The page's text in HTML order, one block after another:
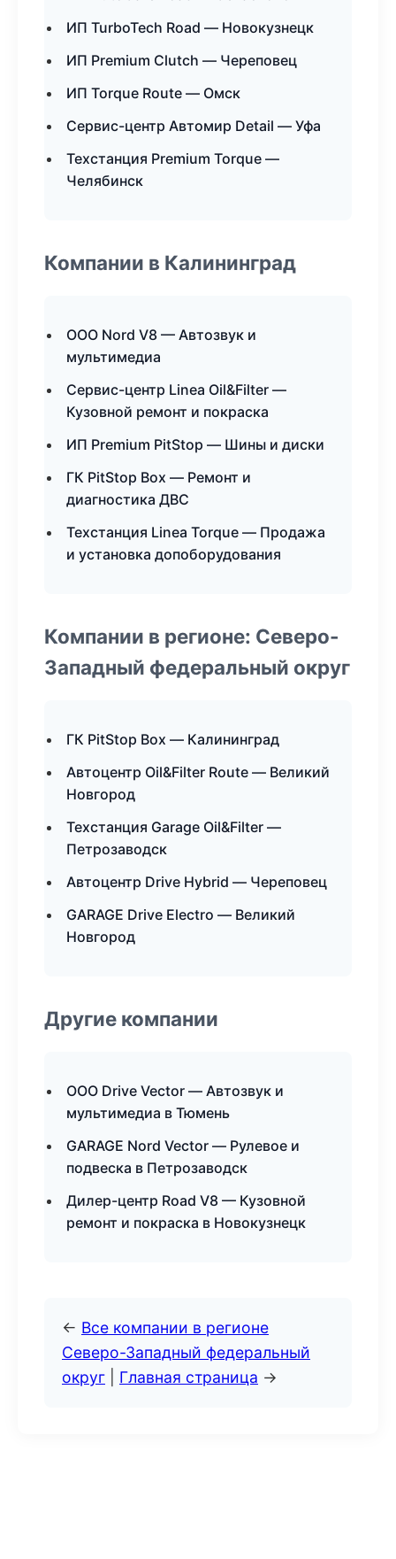
ИП TurboTech Road — Новокузнецк
ИП Premium Clutch — Череповец
ИП Torque Route — Омск
Сервис-центр Автомир Detail — Уфа
Техстанция Premium Torque —
Челябинск
Компании в Калининград
ООО Nord V8 — Автозвук и
мультимедиа
Сервис-центр Linea Oil&Filter —
Кузовной ремонт и покраска
ИП Premium PitStop — Шины и диски
ГК PitStop Box — Ремонт и
диагностика ДВС
Техстанция Linea Torque — Продажа
и установка допоборудования
Компании в регионе: Северо-
Западный федеральный округ
ГК PitStop Box — Калининград
Автоцентр Oil&Filter Route — Великий
Новгород
Техстанция Garage Oil&Filter —
Петрозаводск
Автоцентр Drive Hybrid — Череповец
GARAGE Drive Electro — Великий
Новгород
Другие компании
ООО Drive Vector — Автозвук и
мультимедиа в Тюмень
GARAGE Nord Vector — Рулевое и
подвеска в Петрозаводск
Дилер-центр Road V8 — Кузовной
ремонт и покраска в Новокузнецк
← Все компании в регионе
Северо-Западный федеральный
округ
Главная страница →